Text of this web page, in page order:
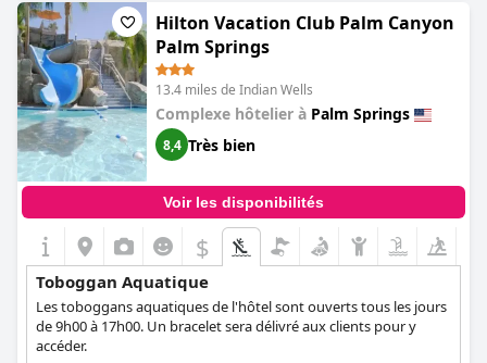
Hilton Vacation Club Palm Canyon
Palm Springs
13.4 miles de Indian Wells
Complexe hôtelier à Palm Springs
8,4 Très bien
Voir les disponibilités
$
Toboggan Aquatique
Les toboggans aquatiques de l'hôtel sont ouverts tous les jours
de 9h00 à 17h00. Un bracelet sera délivré aux clients pour y
accéder.